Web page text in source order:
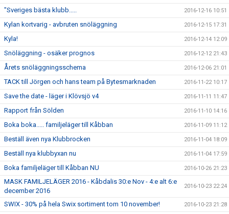
"Sveriges bästa klubb..... 2016-12-16 10:51
Kylan kortvarig - avbruten snöläggning 2016-12-15 17:31
Kyla! 2016-12-14 12:09
Snöläggning - osäker prognos 2016-12-12 21:43
Årets snöläggningsschema 2016-12-06 21:01
TACK till Jörgen och hans team på Bytesmarknaden 2016-11-22 10:17
Save the date - läger i Klövsjö v4 2016-11-11 11:47
Rapport från Sölden 2016-11-10 14:16
Boka boka..... familjeläger till Kåbban 2016-11-09 11:12
Beställ även nya Klubbrocken 2016-11-04 18:09
Beställ nya klubbyxan nu 2016-11-04 17:59
Boka familjeläger till Kåbban NU 2016-10-26 21:23
MASK FAMILJELÄGER 2016 - Kåbdalis 30:e Nov - 4:e alt 6:e
december 2016
2016-10-23 22:24
SWIX - 30% på hela Swix sortiment tom 10 november! 2016-10-23 21:28